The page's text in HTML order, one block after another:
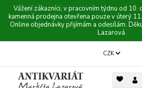
Vážení zákazníci, v pracovním týdnu od
kamenná prodejna otevřena pouze v úterý
Online objednávky přijímám a odesílám.
Lazarová.
CZK